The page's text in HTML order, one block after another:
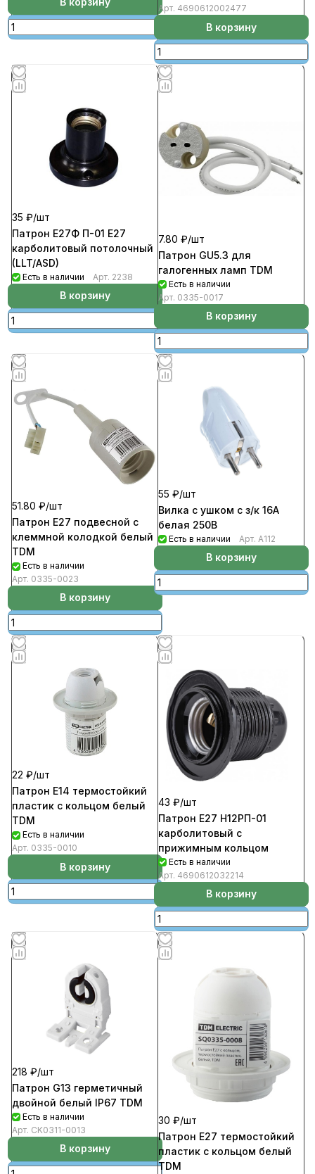
Арт. 4690612002477
В корзину
35 ₽/шт
Патрон Е27Ф П-01 Е27
карболитовый потолочный
(LLT/ASD)
Есть в наличии Арт. 2238
В корзину
7.80 ₽/шт
Патрон GU5.3 для
галогенных ламп TDM
Есть в наличии
Арт. 0335-0017
В корзину
51.80 ₽/шт
Патрон Е27 подвесной с
клеммной колодкой белый
TDM
Есть в наличии
Арт. 0335-0023
В корзину
55 ₽/шт
Вилка с ушком с з/к 16А
белая 250В
Есть в наличии Арт. A112
В корзину
22 ₽/шт
Патрон Е14 термостойкий
пластик с кольцом белый
TDM
Есть в наличии
Арт. 0335-0010
В корзину
43 ₽/шт
Патрон Е27 Н12РП-01
карболитовый с
прижимным кольцом
Есть в наличии
Арт. 4690612032214
В корзину
218 ₽/шт
Патрон G13 герметичный
двойной белый IP67 TDM
Есть в наличии
Арт. CK0311-0013
В корзину
30 ₽/шт
Патрон Е27 термостойкий
пластик с кольцом белый
TDM